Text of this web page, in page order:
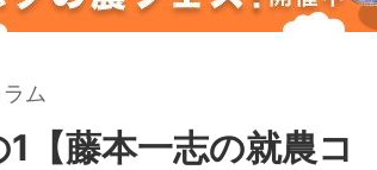
ム
【藤本一志の就農コ